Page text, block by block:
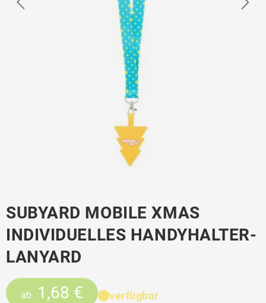
SUBYARD MOBILE XMAS
INDIVIDUELLES HANDYHALTER-
LANYARD
ab 1,68 € verfügbar